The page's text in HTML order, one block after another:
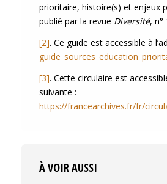
prioritaire, histoire(s) et enjeux
publié par la revue Diversité, n°
[2]. Ce guide est accessible à
[3]. Cette circulaire est
suivante :
https://francearchives.fr/fr/
À VOIR AUSSI